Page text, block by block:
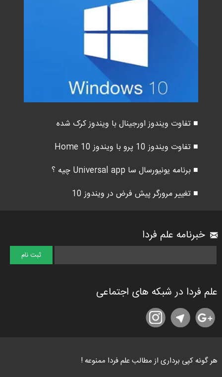
■ تفاوت ویندوز اورجینال با ویندوز کرک شده
■ تفاوت ویندوز 10 پرو با ویندوز 10 Home
■ برنامه یونیورسال سا Universal app چیه ؟
■ تغییر مرورگر پیش فرض در ویندوز 10
خبرنامه علم فردا
علم فردا در شبکه های اجتماعی
هر گونه کپی برداری از مطالب علم فردا ممنوعه !